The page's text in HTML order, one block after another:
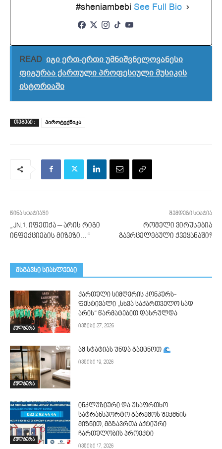
#sheniambebi See Full Bio
READ იგი ერთ-ერთი უმნიშვნელოვანესი
ფიგურაა ქართული პროფესიული მუსიკის
ისტორიაში
ᲗᲔᲒᲔᲑᲘ : პიროტექნიკა
წინა სტატიაში
„JN.1. იფეთქა – არის რიგი
ინფექციების მიზეზი…“
შემდეგი სტატია
რომელი ვირუსებია
გავრცელებული ქვეყანაში?
მსგავსი სიახლეები
კულტურა
ქართული სიმღერის კონკურს-
ფესტივალი „სხვა საქართველო სად
არის“ წარმატებით დასრულდა
ივნისი 27, 2026
კულტურა
ამ სტატიას უნდა გაეცნოთ
ივნისი 19, 2026
კულტურა
ინკლუზიური და უსაფრთხო
სატრანსპორტო გარემოს შექმნის
მიზნით, მგზავრთა აქტიური
ჩართულობის პროექტი
ივნისი 17, 2026